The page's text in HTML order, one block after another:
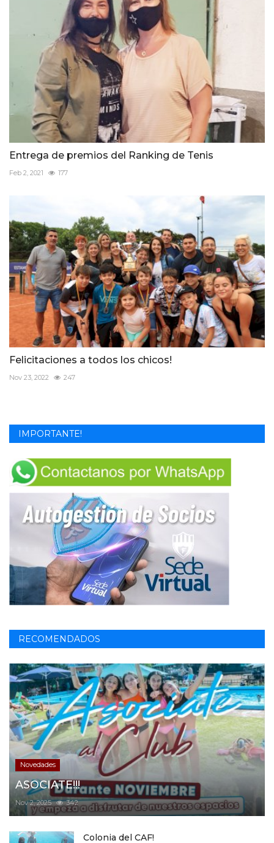
Entrega de premios del Ranking de Tenis
Feb 2, 2021 177
Felicitaciones a todos los chicos!
Nov 23, 2022 247
IMPORTANTE!
RECOMENDADOS
Novedades
ASOCIATE!!!
Nov 2, 2025 342
Colonia del CAF!